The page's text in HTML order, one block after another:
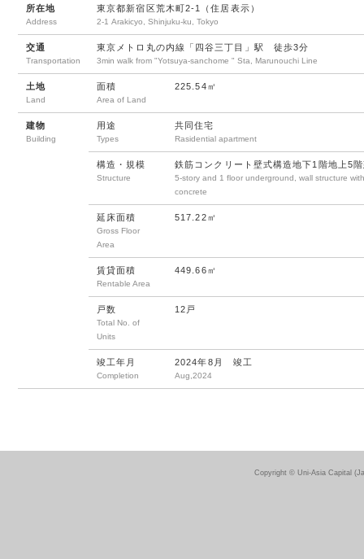
所在地
Address
東京都新宿区荒木町2-1（住居表示）
2-1 Arakicyo, Shinjuku-ku, Tokyo
交通
Transportation
東京メトロ丸の内線「四谷三丁目」駅 徒歩3分
3min walk from "Yotsuya-sanchome " Sta, Marunouchi Line
土地
Land
面積
Area of Land
225.54㎡
建物
Building
用途
Types
共同住宅
Rasidential apartment
構造・規模
Structure
鉄筋コンクリート壁式構造地下1階地上5
5-story and 1 floor underground, wall structure
concrete
延床面積
Gross Floor
Area
517.22㎡
賃貸面積
Rentable Area
449.66㎡
戸数
Total No. of
Units
12戸
竣工年月
Completion
2024年8月 竣工
Aug,2024
Copyright © Uni-Asia Capital